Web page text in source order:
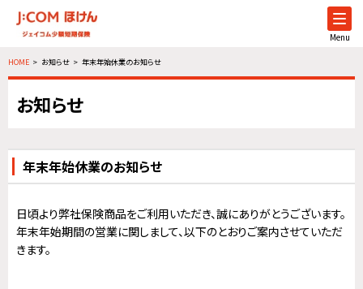
Menu
HOME お知らせ 年末年始休業のお知らせ
お知らせ
年末年始休業のお知らせ
日頃より弊社保険商品をご利用いただき、誠にありがとうございます。
年末年始期間の営業に関しまして、以下のとおりご案内させていただ
きます。